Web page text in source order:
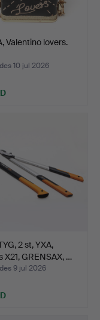
Valentino lovers.
10 jul 2026
2 st, YXA,
X21, GRENSAX, …
9 jul 2026